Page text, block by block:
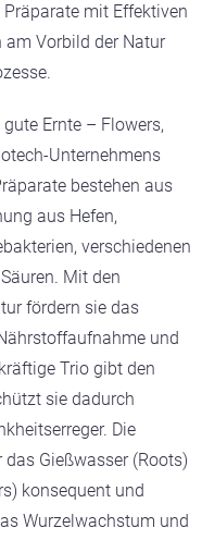
mit Effektiven
Vorbild der Natur
Ernte – Flowers,
Unternehmens
bestehen aus
aus Hefen,
verschiedenen
Mit den
fördern sie das
und
Trio gibt den
sie dadurch
Die
Gießwasser (Roots)
konsequent und
Wurzelwachstum und